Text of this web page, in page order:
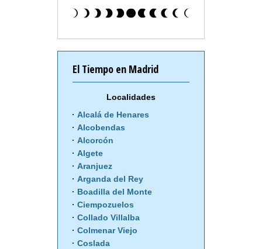
El Tiempo en Madrid
Localidades
Alcalá de Henares
Alcobendas
Alcorcón
Algete
Aranjuez
Arganda del Rey
Boadilla del Monte
Ciempozuelos
Collado Villalba
Colmenar Viejo
Coslada